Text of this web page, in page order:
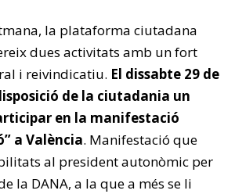
la plataforma ciutadana
dues activitats amb un fort
i reivindicatiu. El dissabte 29 de
de la ciutadania un
en la manifestació
a València. Manifestació que
al president autonòmic per
la DANA, a la que a més se li